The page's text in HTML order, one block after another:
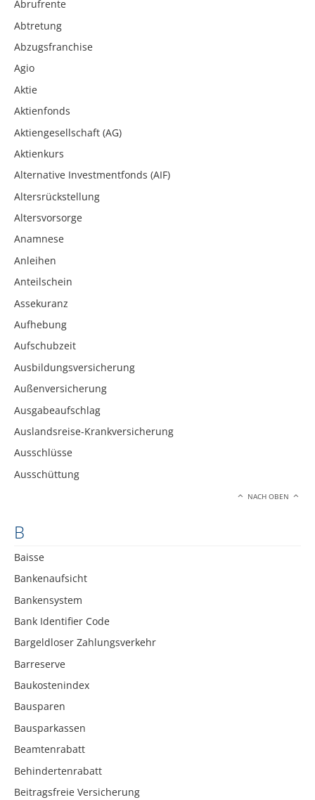
Abrufrente
Abtretung
Abzugsfranchise
Agio
Aktie
Aktienfonds
Aktiengesellschaft (AG)
Aktienkurs
Alternative Investmentfonds (AIF)
Altersrückstellung
Altersvorsorge
Anamnese
Anleihen
Anteilschein
Assekuranz
Aufhebung
Aufschubzeit
Ausbildungsversicherung
Außenversicherung
Ausgabeaufschlag
Auslandsreise-Krankversicherung
Ausschlüsse
Ausschüttung
NACH OBEN
B
Baisse
Bankenaufsicht
Bankensystem
Bank Identifier Code
Bargeldloser Zahlungsverkehr
Barreserve
Baukostenindex
Bausparen
Bausparkassen
Beamtenrabatt
Behindertenrabatt
Beitragsfreie Versicherung